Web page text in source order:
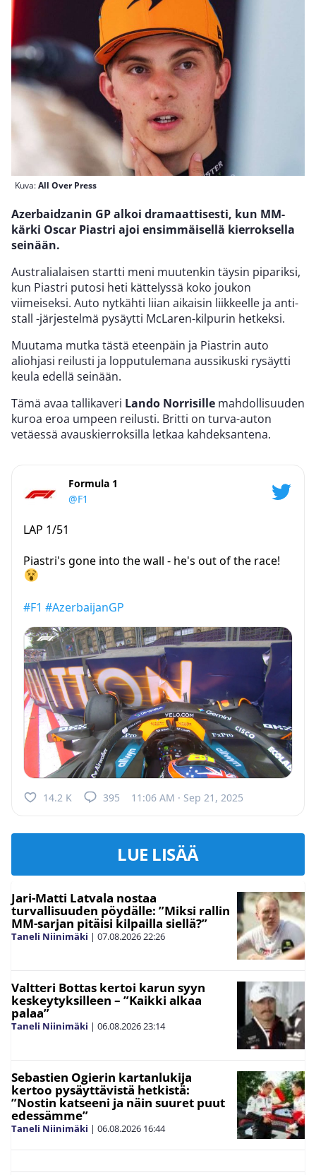
Kuva:All Over Press
Azerbaidzanin GP alkoi dramaattisesti, kun MM-
kärki Oscar Piastri ajoi ensimmäisellä kierroksella
seinään.
Australialaisen startti meni muutenkin täysin pipariksi,
kun Piastri putosi heti kättelyssä koko joukon
viimeiseksi. Auto nytkähti liian aikaisin liikkeelle ja anti-
stall -järjestelmä pysäytti McLaren-kilpurin hetkeksi.
Muutama mutka tästä eteenpäin ja Piastrin auto
aliohjasi reilusti ja lopputulemana aussikuski rysäytti
keula edellä seinään.
Tämä avaa tallikaveri Lando Norrisille mahdollisuuden
kuroa eroa umpeen reilusti. Britti on turva-auton
vetäessä avauskierroksilla letkaa kahdeksantena.
Formula 1
@F1
LAP 1/51
Piastri's gone into the wall - he's out of the race!
#F1 #AzerbaijanGP
14.2 K 395 11:06 AM · Sep 21, 2025
LUE LISÄÄ
Jari-Matti Latvala nostaa
turvallisuuden pöydälle: ”Miksi rallin
MM-sarjan pitäisi kilpailla siellä?”
Taneli Niinimäki | 07.08.202622:26
Valtteri Bottas kertoi karun syyn
keskeytyksilleen – ”Kaikki alkaa
palaa”
Taneli Niinimäki | 06.08.202623:14
Sebastien Ogierin kartanlukija
kertoo pysäyttävistä hetkistä:
”Nostin katseeni ja näin suuret puut
edessämme”
Taneli Niinimäki | 06.08.2026 16:44